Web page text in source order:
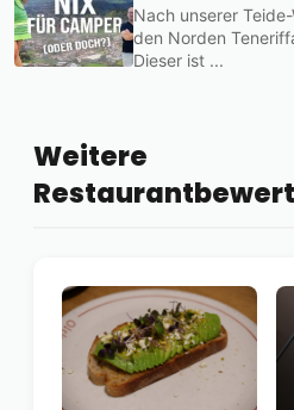
Nach unserer
den Norden
Dieser ist ...
Weitere